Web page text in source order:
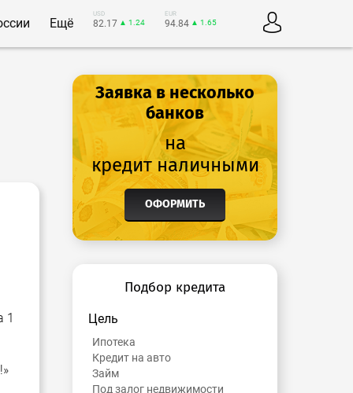
Ещё
USD
82.17 ▲ 1.24
EUR
94.84 ▲ 1.65
1
Заявка в несколько
банков
на
кредит наличными
ОФОРМИТЬ
Подбор кредита
Цель
Ипотека
Кредит на авто
Займ
Под залог недвижимости